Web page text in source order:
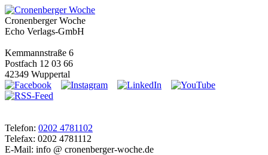
Cronenberger Woche
Echo Verlags-GmbH
Kemmannstraße 6
Postfach 12 03 66
42349 Wuppertal
Telefon: 0202 4781102
Telefax: 0202 4781112
E-Mail: info @ cronenberger-woche.de